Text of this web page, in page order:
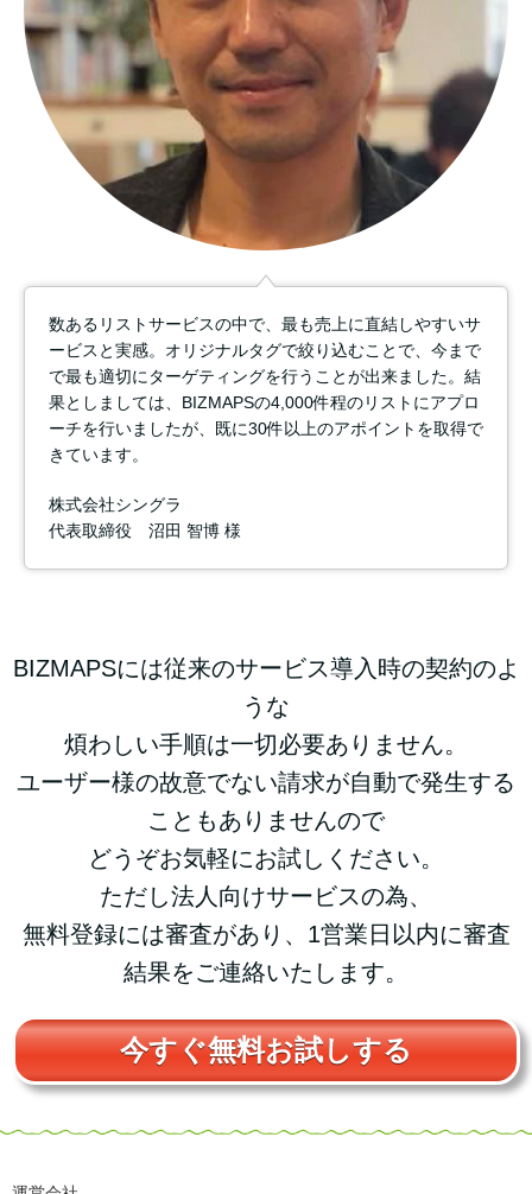
数あるリストサービスの中で、最も売上に直結しやすいサ
ービスと実感。オリジナルタグで絞り込むことで、今まで
で最も適切にターゲティングを行うことが出来ました。結
果としましては、BIZMAPSの4,000件程のリストにアプロ
ーチを行いましたが、既に30件以上のアポイントを取得で
きています。
株式会社シングラ
代表取締役 沼田 智博 様
BIZMAPSには従来のサービス導入時の契約のよ
うな
煩わしい手順は一切必要ありません。
ユーザー様の故意でない請求が自動で発生する
こともありませんので
どうぞお気軽にお試しください。
ただし法人向けサービスの為、
無料登録には審査があり、1営業日以内に審査
結果をご連絡いたします。
今すぐ無料お試しする